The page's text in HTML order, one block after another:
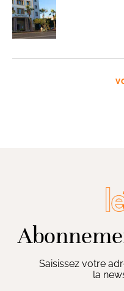
Saisissez votre
la